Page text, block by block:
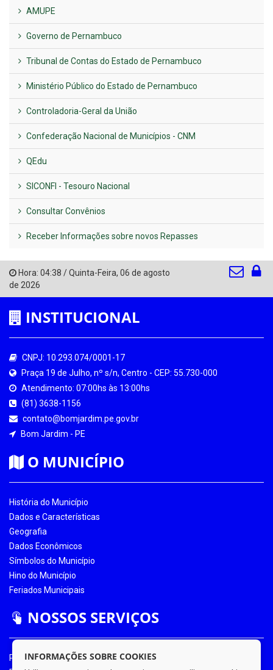
AMUPE
Governo de Pernambuco
Tribunal de Contas do Estado de Pernambuco
Ministério Público do Estado de Pernambuco
Controladoria-Geral da União
Confederação Nacional de Municípios - CNM
QEdu
SICONFI - Tesouro Nacional
Consultar Convênios
Receber Informações sobre novos Repasses
Hora: 04:38 /Quinta-Feira, 06 de agosto
de 2026
INSTITUCIONAL
CNPJ: 10.293.074/0001-17
Praça 19 de Julho, nº s/n, Centro - CEP: 55.730-000
Atendimento: 07:00hs às 13:00hs
(81) 3638-1156
contato@bomjardim.pe.gov.br
Bom Jardim - PE
O MUNICÍPIO
História do Município
Dados e Características
Geografia
Dados Econômicos
Símbolos do Município
Hino do Município
Feriados Municipais
NOSSOS SERVIÇOS
Portal da Transparência
INFORMAÇÕES SOBRE COOKIES